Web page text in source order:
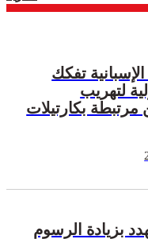
تفكك
لتهريب
مرتبطة بكارتيلات
بزيادة الرسوم